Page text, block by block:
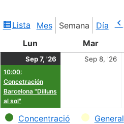
Ver
como
Lista Mes Semana Día
Lun
Mar
Sep 7, '26
10:00:
Concetración
Barcelona "Dilluns
al sol"
Sep 8, '26
Categorías
Concentració General